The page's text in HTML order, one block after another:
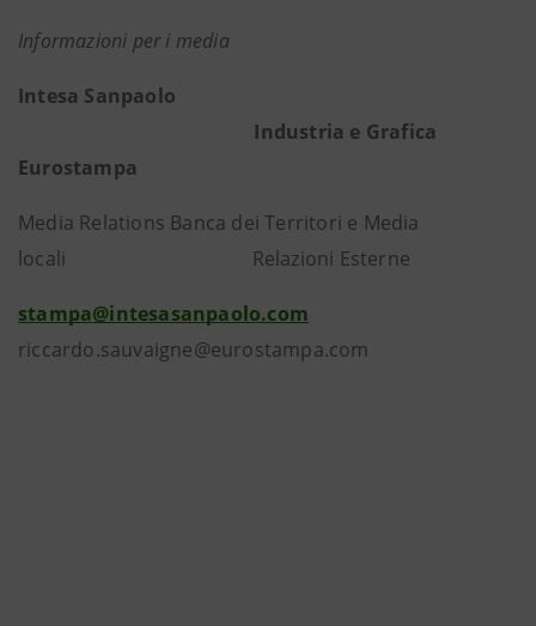
Informazioni per i media
Intesa Sanpaolo
Industria e Grafica
Eurostampa
Media Relations Banca dei Territori e Media
locali Relazioni Esterne
stampa@intesasanpaolo.com
riccardo.sauvaigne@eurostampa.com